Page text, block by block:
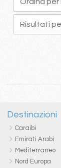
Destinazioni
Caraibi
Emirati Arabi
Mediterraneo
Nord Europa